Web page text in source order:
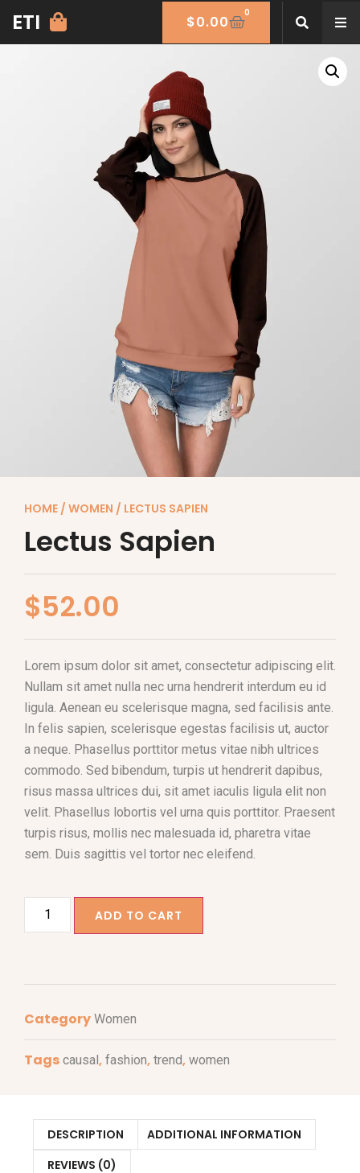
ETI $0.00
0
HOME / WOMEN / LECTUS SAPIEN
Lectus Sapien
$52.00
Lorem ipsum dolor sit amet, consectetur adipiscing elit.
Nullam sit amet nulla nec urna hendrerit interdum eu id
ligula. Aenean eu scelerisque magna, sed facilisis ante.
In felis sapien, scelerisque egestas facilisis ut, auctor
a neque. Phasellus porttitor metus vitae nibh ultrices
commodo. Sed bibendum, turpis ut hendrerit dapibus,
risus massa ultrices dui, sit amet iaculis ligula elit non
velit. Phasellus lobortis vel urna quis porttitor. Praesent
turpis risus, mollis nec malesuada id, pharetra vitae
sem. Duis sagittis vel tortor nec eleifend.
ADD TO CART
Category Women
Tags causal, fashion, trend, women
DESCRIPTION
ADDITIONAL INFORMATION
REVIEWS (0)